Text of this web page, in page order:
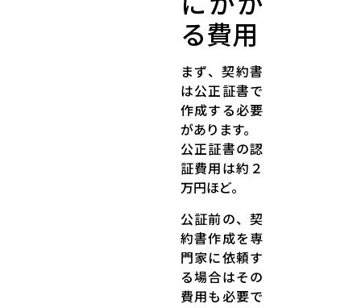
る費用
まず、契約書
は公正証書で
作成する必要
があります。
公正証書の認
証費用は約２
万円ほど。
公証前の、契
約書作成を専
門家に依頼す
る場合はその
費用も必要で